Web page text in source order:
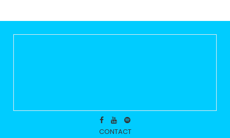
CONTACT